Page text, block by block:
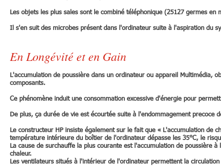
Les objets les plus sales sont le combiné téléphonique (25127 germes
Il s'en suit des microbes présent dans l'ordinateur suite à l'aspiration du
En Longévité et en Gain
L'accumulation de poussière dans un ordinateur ou appareil Multimédia,
composants.
Ce phénomène induit une consommation excessive d'énergie pour
De plus, ça durée de vie est écourtée suite à l'endommagement precoce
Le constructeur HP insiste également sur le fait que « L'accumulation
température intérieure du boîtier de l'ordinateur dépasse les 35°C, le
La cause de surchauffe la plus courante est l'accumulation de poussière
chaleur.
Les ventilateurs situés à l'intérieur de l'ordinateur permettent la